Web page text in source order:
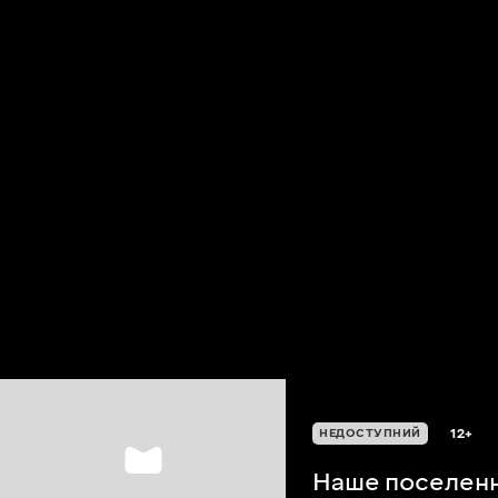
НЕДОСТУПНИЙ 12+
Наше